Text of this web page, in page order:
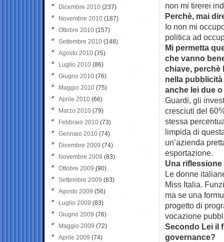
non mi tirerei
Perchè, mai
Io non mi
politica ad
Mi permetta
che vanno
chiave, perchè
nella pubblicità
anche lei due
Guardi, gli
cresciuti del
stessa
limpida di
un’azienda
esportazione.
Una
Le donne
Miss Italia.
ma se una
progetto di
vocazione
Secondo Lei il
governance?
Dicembre 2010 (237)
Novembre 2010 (187)
Ottobre 2010 (157)
Settembre 2010 (148)
Agosto 2010 (75)
Luglio 2010 (86)
Giugno 2010 (76)
Maggio 2010 (75)
Aprile 2010 (66)
Marzo 2010 (79)
Febbraio 2010 (73)
Gennaio 2010 (74)
Dicembre 2009 (74)
Novembre 2009 (83)
Ottobre 2009 (90)
Settembre 2009 (83)
Agosto 2009 (56)
Luglio 2009 (83)
Giugno 2009 (76)
Maggio 2009 (72)
Aprile 2009 (74)